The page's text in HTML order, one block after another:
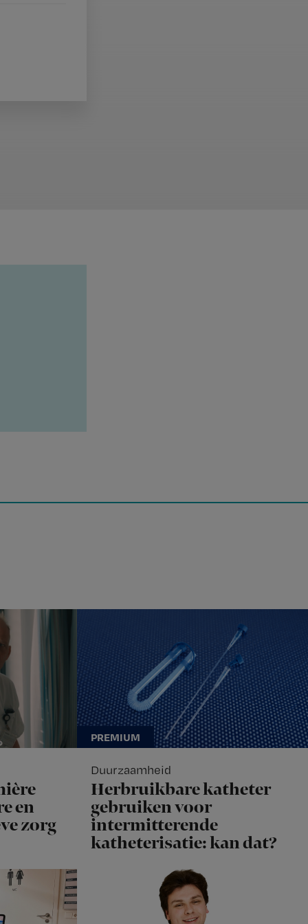
en
zorg
Duurzaamheid
Herbruikbare katheter
gebruiken voor
intermitterende
katheterisatie: kan dat?